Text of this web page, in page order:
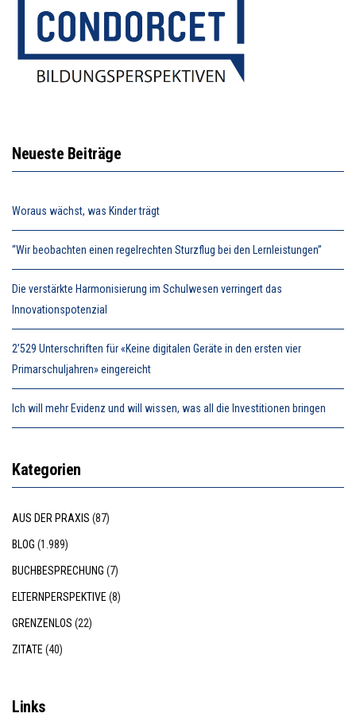
Neueste Beiträge
Woraus wächst, was Kinder trägt
“Wir beobachten einen regelrechten Sturzflug bei den Lernleistungen”
Die verstärkte Harmonisierung im Schulwesen verringert das
Innovationspotenzial
2’529 Unterschriften für «Keine digitalen Geräte in den ersten vier
Primarschuljahren» eingereicht
Ich will mehr Evidenz und will wissen, was all die Investitionen bringen
Kategorien
AUS DER PRAXIS (87)
BLOG (1.989)
BUCHBESPRECHUNG (7)
ELTERNPERSPEKTIVE (8)
GRENZENLOS (22)
ZITATE (40)
Links